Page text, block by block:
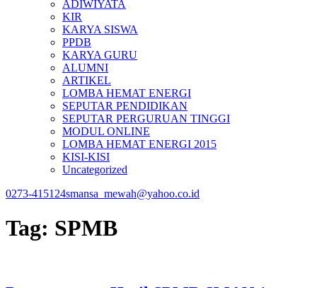
ADIWIYATA
KIR
KARYA SISWA
PPDB
KARYA GURU
ALUMNI
ARTIKEL
LOMBA HEMAT ENERGI
SEPUTAR PENDIDIKAN
SEPUTAR PERGURUAN TINGGI
MODUL ONLINE
LOMBA HEMAT ENERGI 2015
KISI-KISI
Uncategorized
0273-415124smansa_mewah@yahoo.co.id
Tag: SPMB